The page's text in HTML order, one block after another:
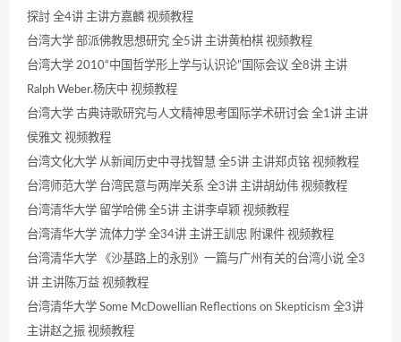
探討 全4讲 主讲方嘉麟 视频教程
台湾大学 部派佛教思想研究 全5讲 主讲黄柏棋 视频教程
台湾大学 2010“中国哲学形上学与认识论”国际会议 全8讲 主讲
Ralph Weber.杨庆中 视频教程
台湾大学 古典诗歌研究与人文精神思考国际学术研讨会 全1讲 主讲
侯雅文 视频教程
台湾文化大学 从新闻历史中寻找智慧 全5讲 主讲郑贞铭 视频教程
台湾师范大学 台湾民意与两岸关系 全3讲 主讲胡幼伟 视频教程
台湾清华大学 留学哈佛 全5讲 主讲李卓颖 视频教程
台湾清华大学 流体力学 全34讲 主讲王訓忠 附课件 视频教程
台湾清华大学 《沙基路上的永别》一篇与广州有关的台湾小说 全3
讲 主讲陈万益 视频教程
台湾清华大学 Some McDowellian Reflections on Skepticism 全3讲
主讲赵之振 视频教程